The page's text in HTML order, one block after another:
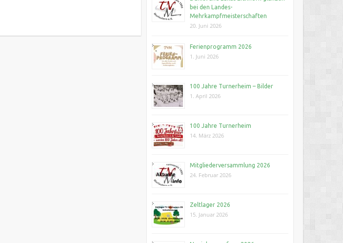
bei den Landes-
Mehrkampfmeisterschaften
20. Juni 2026
Ferienprogramm 2026
1. Juni 2026
100 Jahre Turnerheim – Bilder
1. April 2026
100 Jahre Turnerheim
14. März 2026
Mitgliederversammlung 2026
24. Februar 2026
Zeltlager 2026
15. Januar 2026